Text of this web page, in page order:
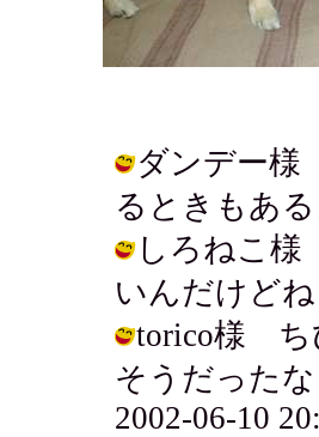
ダンデー様
るときもあ
しろねこ様
いんだけどね
torico様 ち
そうだった
2002-06-10